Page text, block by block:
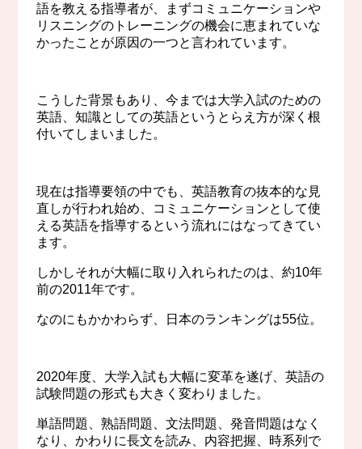
語を教える指導者が、まずコミュニケーションや
リスニングのトレーニングの機会に恵まれていな
かったことが原因の一つと言われています。
こうした背景もあり、今までは大学入試のための
英語、知識としての英語というとらえ方が深く根
付いてしまいました。
現在は指導要領の中でも、英語教育の抜本的な見
直しが行われ始め、コミュニケーションとして使
える英語を指導するという流れにはなってきてい
ます。
しかしそれが大幅に取り入れられたのは、約10年
前の2011年です。
なのにもかかわらず、日本のランキングは55位。
2020年度、大学入試も大幅に変革を遂げ、英語の
試験問題の形式も大きく変わりました。
単語問題、熟語問題、文法問題、発音問題はなく
なり、かわりに長文を読み、内容把握、時系列で